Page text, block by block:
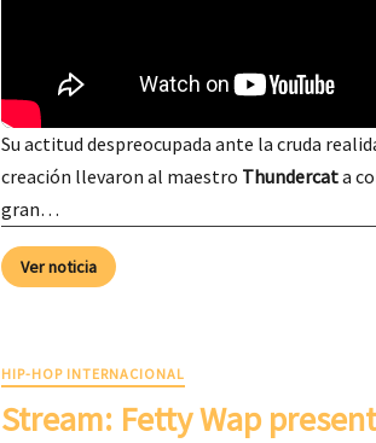
Su actitud despreocupada ante la cruda
creación llevaron al maestro Thundercata
gran…
Ver noticia
HIP-HOP INTERNACIONAL
Stream: Fetty Wap